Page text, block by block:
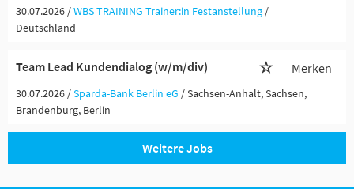
30.07.2026 /WBS TRAINING Trainer:in Festanstellung /
Deutschland
Team Lead Kundendialog (w/m/div) Merken
30.07.2026 /Sparda-Bank Berlin eG / Sachsen-Anhalt, Sachsen,
Brandenburg, Berlin
Weitere Jobs